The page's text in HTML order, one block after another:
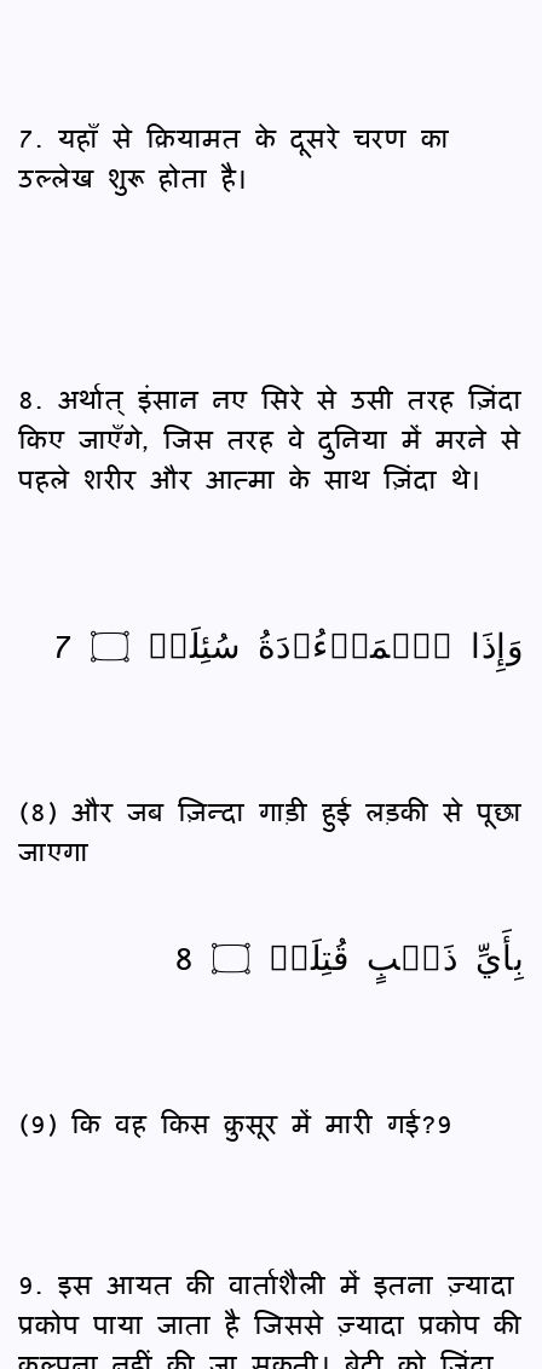
7. यहाँ से क़ियामत के दूसरे चरण का
उल्लेख शुरू होता है।
8. अर्थात् इंसान नए सिरे से उसी तरह ज़िंदा
किए जाएँगे, जिस तरह वे दुनिया में मरने से
पहले शरीर और आत्मा के साथ ज़िंदा थे।
وَإِذَا ٱلۡمَوۡءُۥدَةُ سُئِلَتۡ ۝ 7
(8) और जब ज़िन्दा गाड़ी हुई लड़की से पूछा
जाएगा
بِأَيِّ ذَنۢبٍ قُتِلَتۡ ۝ 8
(9) कि वह किस क़ुसूर में मारी गई?9
9. इस आयत की वार्ताशैली में इतना ज़्यादा
प्रकोप पाया जाता है जिससे ज़्यादा प्रकोप की